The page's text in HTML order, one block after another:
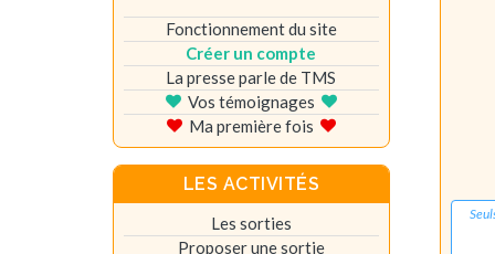
Fonctionnement du site
Créer un compte
La presse parle de TMS
Vos témoignages
Ma première fois
LES ACTIVITÉS
Les sorties
Proposer une sortie